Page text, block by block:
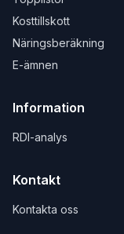
Kosttillskott
Näringsberäkning
E-ämnen
Information
RDI-analys
Kontakt
Kontakta oss